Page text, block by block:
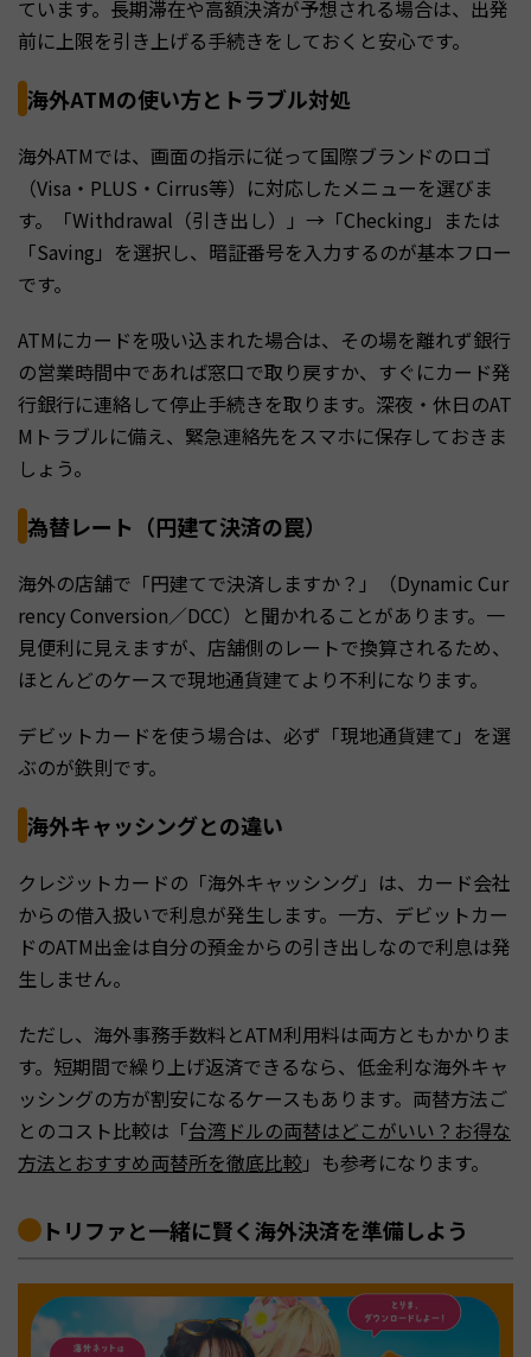
ています。長期滞在や高額決済が予想される場合は、出発
前に上限を引き上げる手続きをしておくと安心です。
海外ATMの使い方とトラブル対処
海外ATMでは、画面の指示に従って国際ブランドのロゴ
（Visa・PLUS・Cirrus等）に対応したメニューを選びま
す。「Withdrawal（引き出し）」→「Checking」または
「Saving」を選択し、暗証番号を入力するのが基本フロー
です。
ATMにカードを吸い込まれた場合は、その場を離れず銀行
の営業時間中であれば窓口で取り戻すか、すぐにカード発
行銀行に連絡して停止手続きを取ります。深夜・休日のAT
Mトラブルに備え、緊急連絡先をスマホに保存しておきま
しょう。
為替レート（円建て決済の罠）
海外の店舗で「円建てで決済しますか？」（Dynamic Cur
rency Conversion／DCC）と聞かれることがあります。一
見便利に見えますが、店舗側のレートで換算されるため、
ほとんどのケースで現地通貨建てより不利になります。
デビットカードを使う場合は、必ず「現地通貨建て」を選
ぶのが鉄則です。
海外キャッシングとの違い
クレジットカードの「海外キャッシング」は、カード会社
からの借入扱いで利息が発生します。一方、デビットカー
ドのATM出金は自分の預金からの引き出しなので利息は発
生しません。
ただし、海外事務手数料とATM利用料は両方ともかかりま
す。短期間で繰り上げ返済できるなら、低金利な海外キャ
ッシングの方が割安になるケースもあります。両替方法ご
とのコスト比較は「台湾ドルの両替はどこがいい？お得な
方法とおすすめ両替所を徹底比較 」も参考になります。
トリファと一緒に賢く海外決済を準備しよう